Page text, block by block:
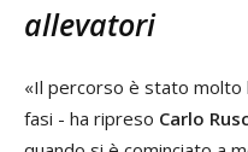
allevatori
«Il percorso è stato
fasi - ha ripreso Carlo